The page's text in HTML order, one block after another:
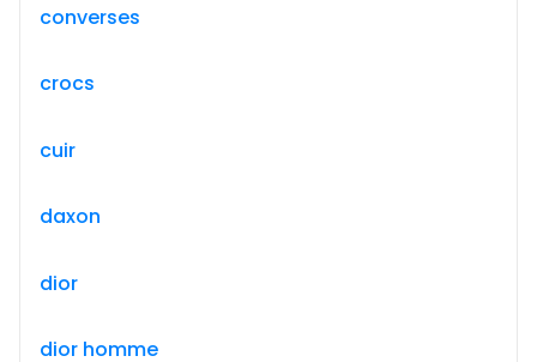
converses
crocs
cuir
daxon
dior
dior homme